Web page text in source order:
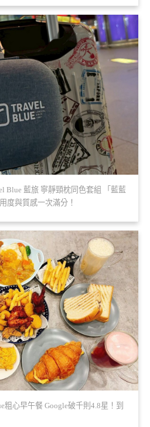
Blue 藍旅 寧靜頸枕同色套組 「藍藍
度與質感一次滿分！
粗心早午餐 Google破千則4.8星！到